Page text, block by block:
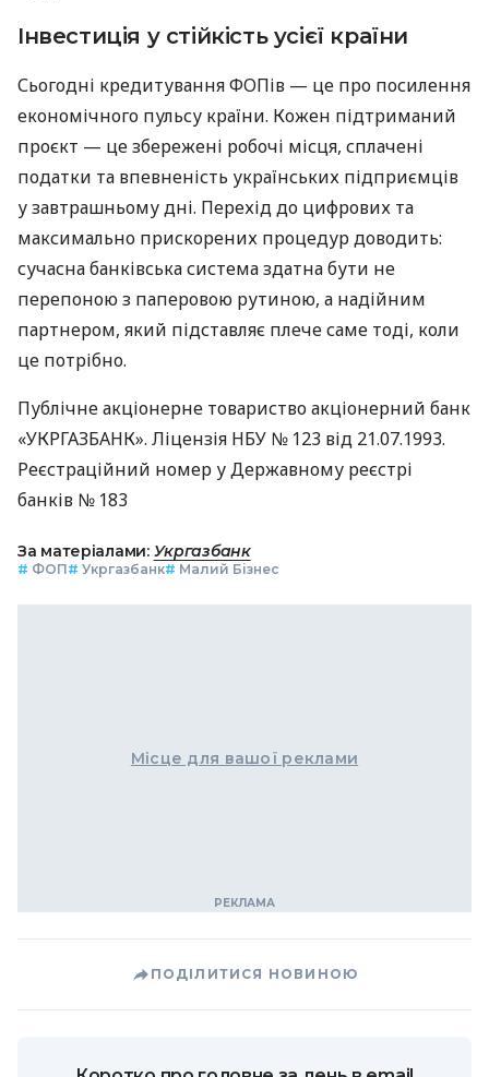
Інвестиція у стійкість усієї країни
Сьогодні кредитування ФОПів — це про посилення
економічного пульсу країни. Кожен підтриманий
проєкт — це збережені робочі місця, сплачені
податки та впевненість українських підприємців
у завтрашньому дні. Перехід до цифрових та
максимально прискорених процедур доводить:
сучасна банківська система здатна бути не
перепоною з паперовою рутиною, а надійним
партнером, який підставляє плече саме тоді, коли
це потрібно.
Публічне акціонерне товариство акціонерний банк
«УКРГАЗБАНК». Ліцензія НБУ № 123 від 21.07.1993.
Реєстраційний номер у Державному реєстрі
банків № 183
За матеріалами: Укргазбанк
# ФОП# Укргазбанк# Малий Бізнес
Місце для вашої реклами
ПОДІЛИТИСЯ НОВИНОЮ